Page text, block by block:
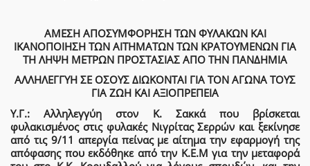
AΜΕΣΗ ΑΠΟΣΥΜΦΟΡΗΣΗ ΤΩΝ ΦΥΛΑΚΩΝ ΚΑΙ
ΙΚΑΝΟΠΟΙΗΣΗ ΤΩΝ ΑΙΤΗΜΑΤΩΝ ΤΩΝ ΚΡΑΤΟΥΜΕΝΩΝ ΓΙΑ
ΤΗ ΛΗΨΗ ΜΕΤΡΩΝ ΠΡΟΣΤΑΣΙΑΣ ΑΠΟ ΤΗΝ ΠΑΝΔΗΜΙΑ
ΑΛΛΗΛΕΓΓΥΗ ΣΕ ΟΣΟΥΣ ΔΙΩΚΟΝΤΑΙ ΓΙΑ ΤΟΝ ΑΓΩΝΑ ΤΟΥΣ
ΓΙΑ ΖΩΗ ΚΑΙ ΑΞΙΟΠΡΕΠΕΙΑ
Υ.Γ.: Αλληλεγγύη στον Κ. Σακκά που βρίσκεται
φυλακισμένος στις φυλακές Νιγρίτας Σερρών και ξεκίνησε
από τις 9/11 απεργία πείνας με αίτηματην εφαρμογή της
απόφασης που εκδόθηκε από την Κ.Ε.Μ για την μεταφορά